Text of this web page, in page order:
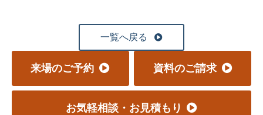
一覧へ戻る
来場のご予約
お気軽相談・お見積もり
資料のご請求